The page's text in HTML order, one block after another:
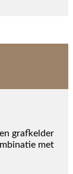
grafkelder
met